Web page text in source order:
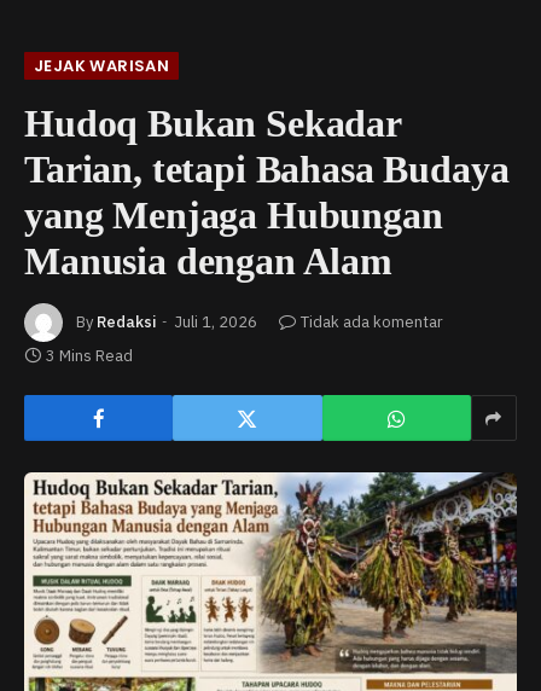
JEJAK WARISAN
Hudoq Bukan Sekadar
Tarian, tetapi Bahasa Budaya
yang Menjaga Hubungan
Manusia dengan Alam
By Redaksi Juli 1, 2026
Tidak ada komentar
3 Mins Read